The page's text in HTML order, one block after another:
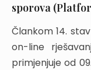
sporova
Člankom 14.
on-line
primjenjuje od